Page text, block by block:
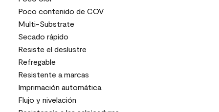
Poco contenido de COV
Multi-Substrate
Secado rápido
Resiste el deslustre
Refregable
Resistente a marcas
Imprimación automática
Flujo y nivelación